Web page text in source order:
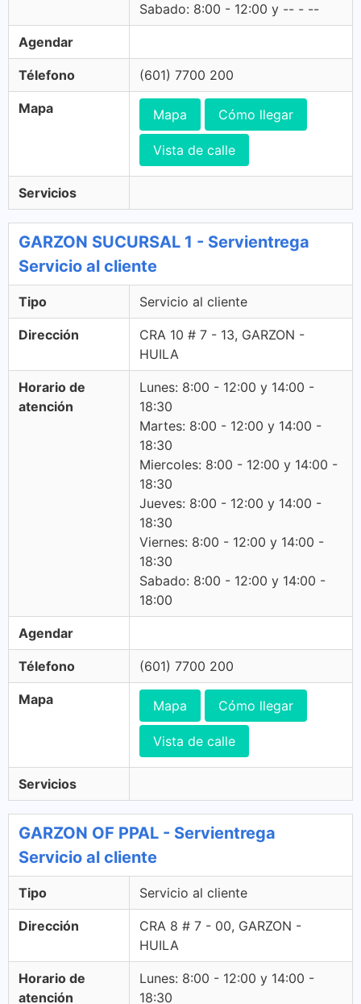
Sabado: 8:00 - 12:00 y -- - --
Agendar
Télefono (601) 7700 200
Mapa Mapa Cómo llegar
Vista de calle
Servicios
GARZON SUCURSAL 1 - Servientrega
Servicio al cliente
Tipo Servicio al cliente
Dirección
CRA 10 # 7 - 13, GARZON -
HUILA
Horario de
atención
Lunes: 8:00 - 12:00 y 14:00 -
18:30
Martes: 8:00 - 12:00 y 14:00 -
18:30
Miercoles: 8:00 - 12:00 y 14:00 -
18:30
Jueves: 8:00 - 12:00 y 14:00 -
18:30
Viernes: 8:00 - 12:00 y 14:00 -
18:30
Sabado: 8:00 - 12:00 y 14:00 -
18:00
Agendar
Télefono (601) 7700 200
Mapa Mapa Cómo llegar
Vista de calle
Servicios
GARZON OF PPAL - Servientrega
Servicio al cliente
Tipo Servicio al cliente
Dirección
CRA 8 # 7 - 00, GARZON -
HUILA
Horario de
atención
Lunes: 8:00 - 12:00 y 14:00 -
18:30